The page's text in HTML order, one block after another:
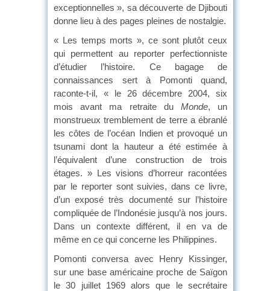
exceptionnelles », sa découverte de Djibouti
donne lieu à des pages pleines de nostalgie.
« Les temps morts », ce sont plutôt ceux
qui permettent au reporter perfectionniste
d’étudier l’histoire. Ce bagage de
connaissances sert à Pomonti quand,
raconte-t-il, « le 26 décembre 2004, six
mois avant ma retraite du Monde, un
monstrueux tremblement de terre a ébranlé
les côtes de l’océan Indien et provoqué un
tsunami dont la hauteur a été estimée à
l’équivalent d’une construction de trois
étages. » Les visions d’horreur racontées
par le reporter sont suivies, dans ce livre,
d’un exposé très documenté sur l’histoire
compliquée de l’Indonésie jusqu’à nos jours.
Dans un contexte différent, il en va de
même en ce qui concerne les Philippines.
Pomonti conversa avec Henry Kissinger,
sur une base américaine proche de Saïgon
le 30 juillet 1969 alors que le secrétaire